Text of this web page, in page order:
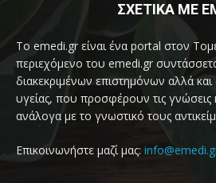
ΣΧΕΤΙΚΑ ΜΕ
Το emedi.gr είναι ένα portal στον
περιεχόμενο του emedi.gr
διακεκριμένων επιστημόνων αλλά
υγείας, που προσφέρουν τις γνώσεις
ανάλογα με το γνωστικό τους
Επικοινωνήστε μαζί μας: